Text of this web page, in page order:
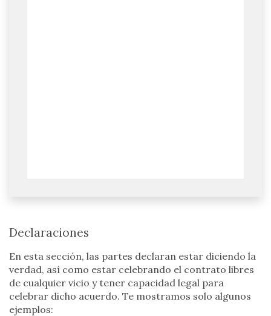
Declaraciones
En esta sección, las partes declaran estar diciendo la
verdad, así como estar celebrando el contrato libres
de cualquier vicio y tener capacidad legal para
celebrar dicho acuerdo. Te mostramos solo algunos
ejemplos: